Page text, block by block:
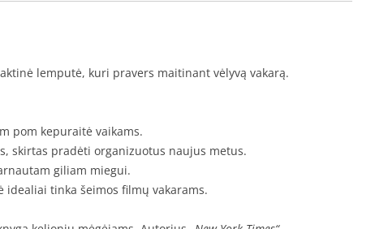
lemputė, kuri pravers maitinant vėlyvą vakarą.
pom kepuraitė vaikams.
skirtas pradėti organizuotus naujus metus.
giliam miegui.
idealiai tinka šeimos filmų vakarams.